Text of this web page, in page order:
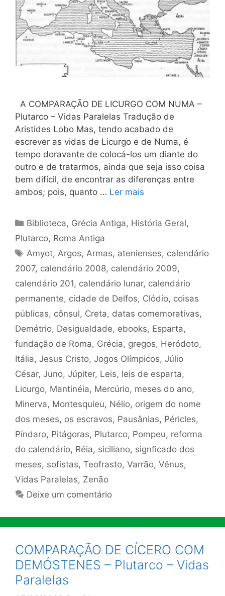
A COMPARAÇÃO DE LICURGO COM NUMA –
Plutarco – Vidas Paralelas Tradução de
Aristides Lobo Mas, tendo acabado de
escrever as vidas de Licurgo e de Numa, é
tempo doravante de colocá-los um diante do
outro e de tratarmos, ainda que seja isso coisa
bem difícil, de encontrar as diferenças entre
ambos; pois, quanto … Ler mais
Categorias
Biblioteca, Grécia Antiga, História Geral,
Plutarco, Roma Antiga
Tags
Amyot, Argos, Armas, atenienses, calendário
2007, calendário 2008, calendário 2009,
calendário 201, calendário lunar, calendário
permanente, cidade de Delfos, Clódio, coisas
públicas, cônsul, Creta, datas comemorativas,
Demétrio, Desigualdade, ebooks, Esparta,
fundação de Roma, Grécia, gregos, Heródoto,
Itália, Jesus Cristo, Jogos Olímpicos, Júlio
César, Juno, Júpiter, Leis, leis de esparta,
Licurgo, Mantinéia, Mercúrio, meses do ano,
Minerva, Montesquieu, Nélio, origem do nome
dos meses, os escravos, Pausânias, Péricles,
Píndaro, Pitágoras, Plutarco, Pompeu, reforma
do calendário, Réia, siciliano, signficado dos
meses, sofistas, Teofrasto, Varrão, Vênus,
Vidas Paralelas, Zenão
Deixe um comentário
COMPARAÇÃO DE CÍCERO COM
DEMÓSTENES – Plutarco – Vidas
Paralelas